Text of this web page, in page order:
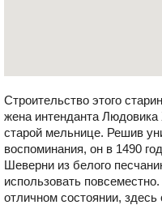
Строительство этого
жена интенданта
старой мельнице. Решив
воспоминания, он в 1490
Шеверни из белого
использовать
отличном состоянии,